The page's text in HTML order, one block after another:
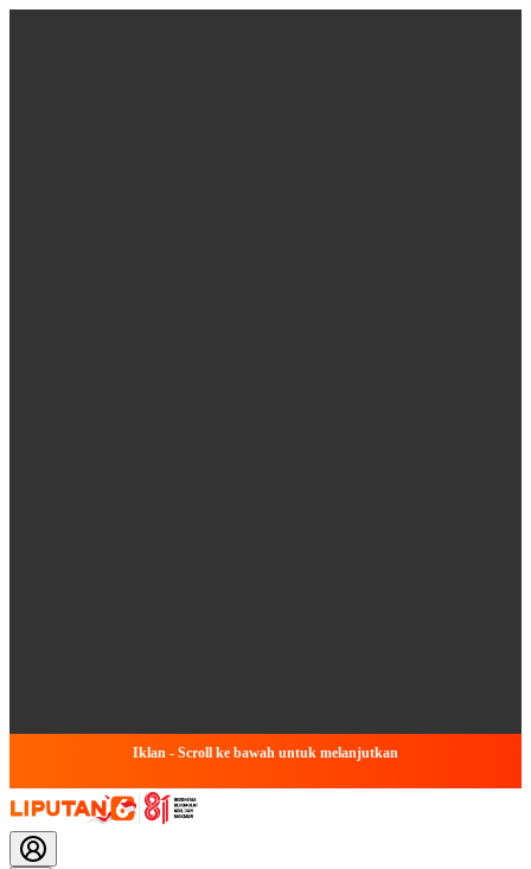
Iklan - Scroll ke bawah untuk melanjutkan